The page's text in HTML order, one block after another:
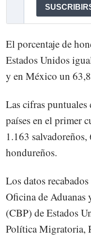
El porcentaje de
Estados Unidos
y en México un
Las cifras puntuales
países en el primer
1.163
hondureños.
Los datos
Oficina de Aduanas
(CBP) de Estados
Política Migratoria,